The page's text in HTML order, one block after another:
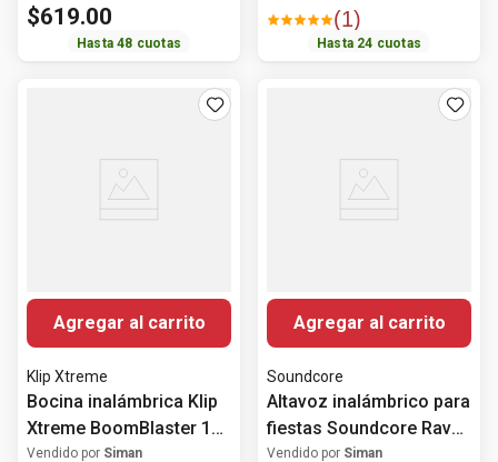
$619.00
Hasta48 cuotas
(1)
Hasta 24 cuotas
Agregar al carrito
Klip Xtreme
Bocina inalámbrica Klip
Xtreme BoomBlaster 120
Watts
Vendido por Siman
Agregar al carrito
Soundcore
Altavoz inalámbrico para
fiestas Soundcore Rave
3S AI con micrófonos
Vendido por Siman